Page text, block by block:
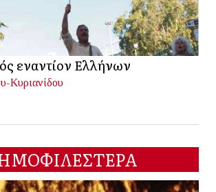
εναντίον Ελλήνων
Κυριανίδου